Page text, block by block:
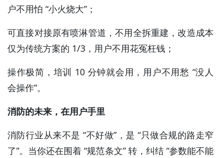
户不用怕 “小火烧大”；
可直接对接原有喷淋管道，不用全拆重建，改造成本
仅为传统方案的 1/3，用户不用花冤枉钱；
操作极简，培训 10 分钟就会用，用户不用愁 “没人
会操作”。
消防的未来，在用户手里
消防行业从来不是 “不好做”，是 “只做合规的路走窄
了”。当你还在围着 “规范条文” 转，纠结 “参数能不能